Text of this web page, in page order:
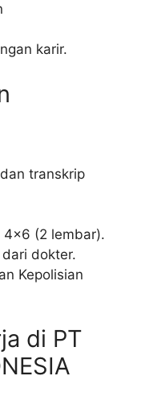
karir.
transkrip
(2 lembar).
dokter.
Kepolisian
di PT